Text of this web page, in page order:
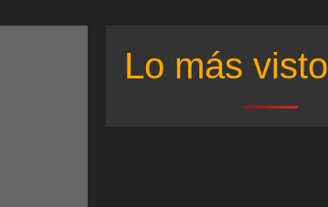
Lo más visto